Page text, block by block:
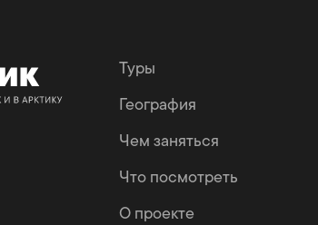
Туры
География
Чем заняться
Что посмотреть
О проекте